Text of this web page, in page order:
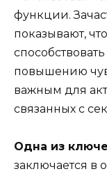
функции.
показывают,
повышению
важным для
связанных с
Одна из
заключается в